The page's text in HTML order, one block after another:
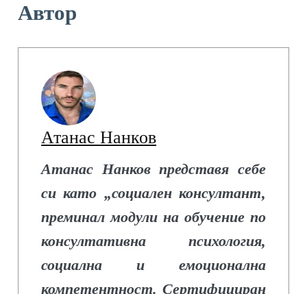
Автор
Атанас Нанков
Атанас Нанков представя себе
си като „социален консултант,
преминал модули на обучение по
консултативна психология,
социална и емоционална
компетентност. Сертифициран